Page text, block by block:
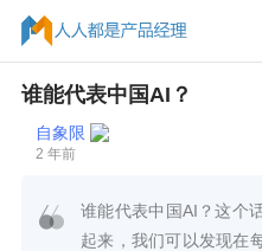
谁能代表中国AI？
自象限
2 年前
谁能代表中国AI？这个
起来，我们可以发现在